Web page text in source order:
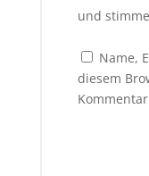
und
Name,
diesem